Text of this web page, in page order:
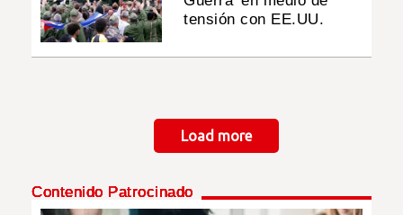
tensión con EE.UU.
Load more
Contenido Patrocinado